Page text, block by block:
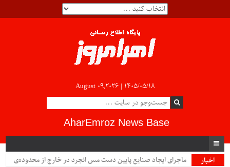
August 09,2026 | ۱۴۰۵/۰۵/۱۸
AharEmroz News Base
اخبار
ماجرای ایجاد صنایع پایین دست مس انجرد در خارج از محدوده‌ی